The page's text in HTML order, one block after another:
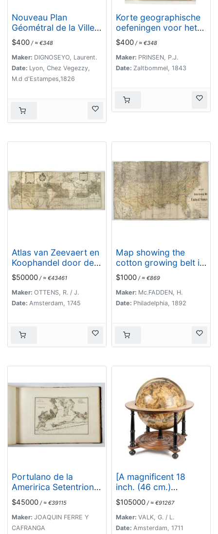
Nouveau Plan
Géométral de la Ville
de Lyon, Avec ses
projets
d'agrandissement &
d'embellissement,
Divisé par
$400 / ≈ €348
Maker: DIGNOSEYO, Laurent.
Date: Lyon, Chez Vegezzy,
M.d d'Estampes,1826
Korte geographische
oefeningen voor het
eerste onderwijs in de
kennis der geheele
aarde
$400 / ≈ €348
Maker: PRINSEN, P.J.
Date: Zaltbommel, 1843
Atlas van Zeevaert en
Koophandel door de
Geheele Weereldt.
$50000 / ≈ €43461
Maker: OTTENS, R. / J.
Date: Amsterdam, 1745
Map showing the
cotton growing belt in
the United States
Prepared for and
copyrighted by Geo.
H.Mc.Fadden & Bro.,
USA 1892.
$1000 / ≈ €869
Maker: Mc.FADDEN, H.
Date: Philadelphia, 1892
Portulano de la
Ameririca Setentrional
construido en la
direccion de tabajos.
$45000 / ≈ €39115
Maker: JOAQUIN FERRE Y
CAFRANGA
[A magnificent 18
inch. (46 cm.)
diameter celestial
globe]
URANOGRAPHIA /
SYDERUM ET
$105000 / ≈ €91267
Maker: VALK, G. / L.
Date: Amsterdam, 1711